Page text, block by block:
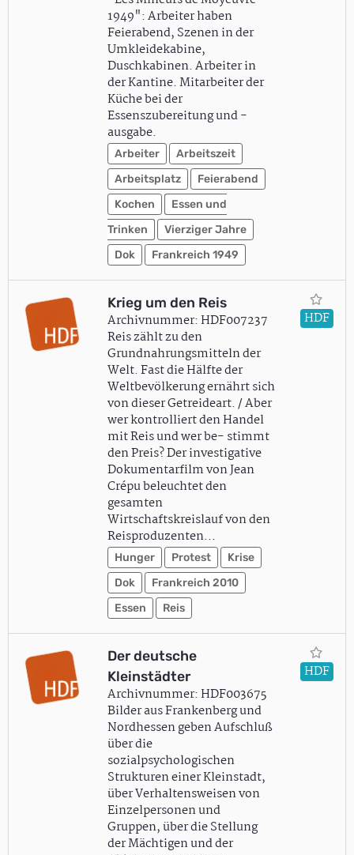
1949": Arbeiter haben
Feierabend, Szenen in der
Umkleidekabine,
Duschkabinen. Arbeiter in
der Kantine. Mitarbeiter der
Küche bei der
Essenszubereitung und -
ausgabe.
Arbeiter
Arbeitszeit
Arbeitsplatz
Feierabend
Kochen
Essen und
Trinken
Vierziger Jahre
Dok
Frankreich 1949
Krieg um den Reis
Archivnummer: HDF007237
Reis zählt zu den
Grundnahrungsmitteln der
Welt. Fast die Hälfte der
Weltbevölkerung ernährt sich
von dieser Getreideart. / Aber
wer kontrolliert den Handel
mit Reis und wer be- stimmt
den Preis? Der investigative
Dokumentarfilm von Jean
Crépu beleuchtet den
gesamten
Wirtschaftskreislauf von den
Reisproduzenten…
Hunger Protest
Krise
Dok
Frankreich 2010
Essen
Reis
HDF
Der deutsche
Kleinstädter
Archivnummer: HDF003675
Bilder aus Frankenberg und
Nordhessen geben Aufschluß
über die
sozialpsychologischen
Strukturen einer Kleinstadt,
über Verhaltensweisen von
Einzelpersonen und
Gruppen, über die Stellung
der Mächtigen und der
HDF